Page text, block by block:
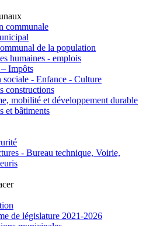
communale
de la population
humaines - emplois
Impôts
sociale - Enfance - Culture
constructions
mobilité et développement durable
et bâtiments
- Bureau technique, Voirie,
de législature 2021-2026